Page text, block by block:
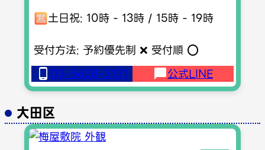
土日祝: 10時 - 13時 / 15時 - 19時
受付方法: 予約優先制 ❌ 受付順 ⭕️
03-5628-3131
公式LINE
大田区